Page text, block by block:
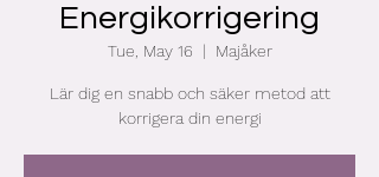
Energikorrigering
Tue, May 16
  |
Majåker
Lär dig en snabb och säker metod att
korrigera din energi